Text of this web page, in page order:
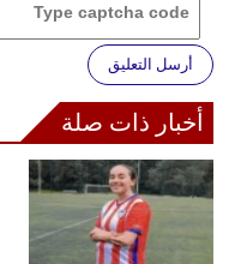
أرسل التعليق
أخبار ذات صلة